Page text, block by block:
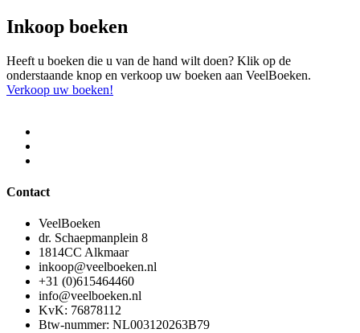
Inkoop boeken
Heeft u boeken die u van de hand wilt doen? Klik op de
onderstaande knop en verkoop uw boeken aan VeelBoeken.
Verkoop uw boeken!
Contact
VeelBoeken
dr. Schaepmanplein 8
1814CC Alkmaar
inkoop@veelboeken.nl
+31 (0)615464460
info@veelboeken.nl
KvK: 76878112
Btw-nummer: NL003120263B79